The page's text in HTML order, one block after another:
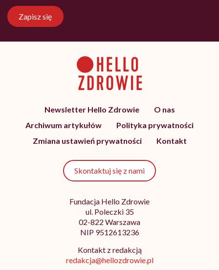
Zapisz się
Newsletter Hello Zdrowie
O nas
Archiwum artykułów
Polityka prywatności
Zmiana ustawień prywatności
Kontakt
Skontaktuj się z nami
Fundacja Hello Zdrowie
ul. Poleczki 35
02-822 Warszawa
NIP 9512613236
Kontakt z redakcją
redakcja@hellozdrowie.pl